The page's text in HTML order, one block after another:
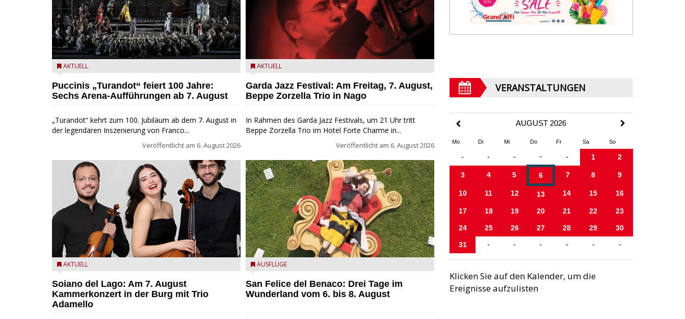
Turandot in der Arena von Verona - Ennevi für
AKTUELL
Puccinis „Turandot“ feiert 100 Jahre:
Sechs Arena-Aufführungen ab 7. August
„Turandot“ kehrt zum 100. Jubiläum ab dem 7. August in
der legendären Inszenierung von Franco...
Veröffentlicht am 6. August 2026
Trio Adamello
AKTUELL
Soiano del Lago: Am 7. August
Kammerkonzert in der Burg mit Trio
Adamello
Beppe Zorzella Trio zu Gast beim Garda Jazz Festival
AKTUELL
Garda Jazz Festival: Am Freitag, 7. August,
Beppe Zorzella Trio in Nago
In Rahmen des Garda Jazz Festivals, um 21 Uhr tritt
Beppe Zorzella Trio im Hotel Forte Charme in...
Veröffentlicht am 6. August 2026
San Felice del Benaco: Drei Tage im Wunderland
AUSFLÜGE
San Felice del Benaco: Drei Tage im
Wunderland vom 6. bis 8. August
VERANSTALTUNGEN
AUGUST 2026
Mo Di Mi Do Fr Sa So
- - - - - 1 2
3 4 5 6 7 8 9
10 11 12 13 14 15 16
17 18 19 20 21 22 23
24 25 26 27 28 29 30
31 - - - - - -
Klicken Sie auf den Kalender, um die
Ereignisse aufzulisten